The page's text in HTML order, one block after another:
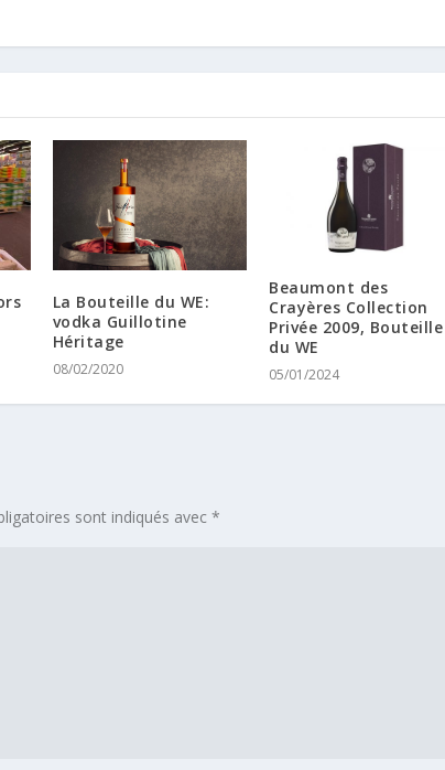
La Bouteille du WE:
vodka Guillotine
Héritage
08/02/2020
Beaumont des
Crayères Collection
Privée 2009, Bouteille
du WE
05/01/2024
sont indiqués avec *